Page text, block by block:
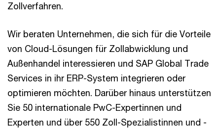
Zollverfahren.
Wir beraten Unternehmen, die sich für die Vorteile
von Cloud-Lösungen für Zollabwicklung und
Außenhandel interessieren und SAP Global Trade
Services in ihr ERP-System integrieren oder
optimieren möchten. Darüber hinaus unterstützen
Sie 50 internationale PwC-Expertinnen und
Experten und über 550 Zoll-Spezialistinnen und -